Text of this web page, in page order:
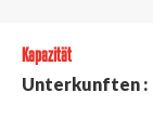
Kapazität
Unterkunften :